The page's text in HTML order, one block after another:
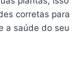
corretas para
a saúde do seu